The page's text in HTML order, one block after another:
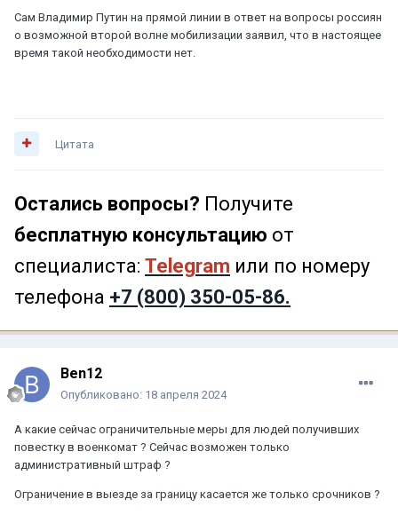
Сам Владимир Путин на прямой линии в ответ на вопросы россиян
о возможной второй волне мобилизации заявил, что в настоящее
время такой необходимости нет.
Цитата
Остались вопросы? Получите
бесплатную консультацию от
специалиста: Telegram или по номеру
телефона +7 (800) 350-05-86.
Ben12
Опубликовано: 18 апреля 2024
А какие сейчас ограничительные меры для людей получивших
повестку в военкомат ? Сейчас возможен только
административный штраф ?
Ограничение в выезде за границу касается же только срочников ?